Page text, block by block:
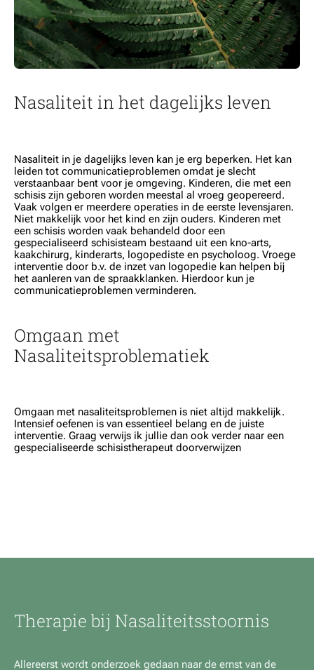
Nasaliteit in het dagelijks leven
Nasaliteit in je dagelijks leven kan je erg beperken. Het kan
leiden tot communicatieproblemen omdat je slecht
verstaanbaar bent voor je omgeving. Kinderen, die met een
schisis zijn geboren worden meestal al vroeg geopereerd.
Vaak volgen er meerdere operaties in de eerste levensjaren.
Niet makkelijk voor het kind en zijn ouders. Kinderen met
een schisis worden vaak behandeld door een
gespecialiseerd schisisteam bestaand uit een kno-arts,
kaakchirurg, kinderarts, logopediste en psycholoog. Vroege
interventie door b.v. de inzet van logopedie kan helpen bij
het aanleren van de spraakklanken. Hierdoor kun je
communicatieproblemen verminderen.
Omgaan met
Nasaliteitsproblematiek
Omgaan met nasaliteitsproblemen is niet altijd makkelijk.
Intensief oefenen is van essentieel belang en de juiste
interventie. Graag verwijs ik jullie dan ook verder naar een
gespecialiseerde schisistherapeut doorverwijzen
Therapie bij Nasaliteitsstoornis
Allereerst wordt onderzoek gedaan naar de ernst van de